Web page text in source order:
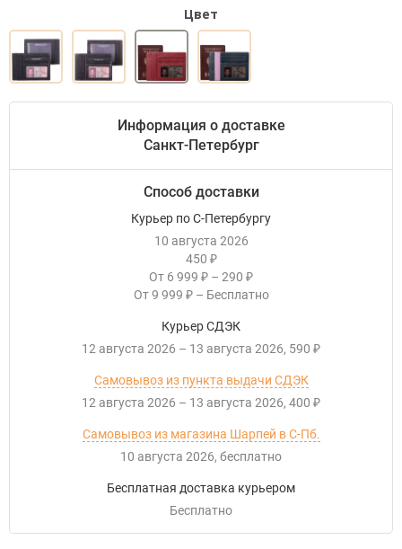
Цвет
Информация о доставке
Санкт-Петербург
Способ доставки
Курьер по С-Петербургу
10 августа 2026
450 ₽
От 6 999 ₽ – 290 ₽
От 9 999 ₽ – Бесплатно
Курьер СДЭК
12 августа 2026 – 13 августа 2026 590 ₽
Самовывоз из пункта выдачи СДЭК
12 августа 2026 – 13 августа 2026 400 ₽
Самовывоз из магазина Шарпей в С-Пб.
10 августа 2026
Бесплатно
Бесплатная доставка курьером
Бесплатно